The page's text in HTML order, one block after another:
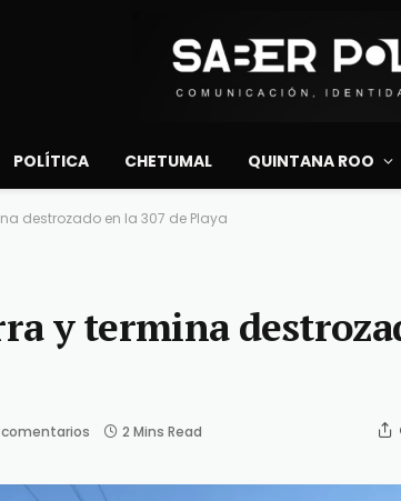
POLÍTICA CHETUMAL QUINTANA ROO
destrozado en la 307 de Playa
y termina
comentarios 2 Mins Read